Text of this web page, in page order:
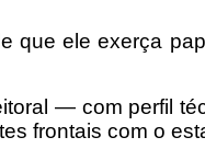
que ele exerça
— com perfil
frontais com o